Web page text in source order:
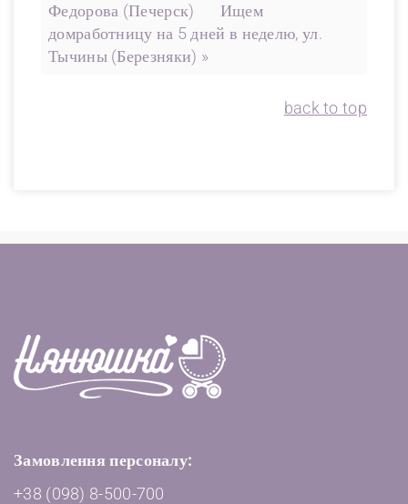
Федорова (Печерск)
Ищем
домработницу на 5 дней в неделю, ул.
Тычины (Березняки) »
back to top
Замовлення персоналу:
+38 (098) 8-500-700